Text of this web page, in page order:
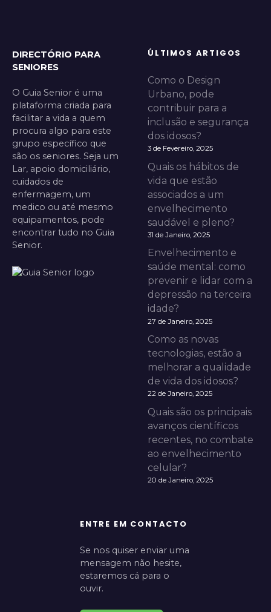
DIRECTÓRIO PARA
SENIORES
O Guia Senior é uma
plataforma criada para
facilitar a vida a quem
procura algo para este
grupo específico que
são os seniores. Seja um
Lar, apoio domiciliário,
cuidados de
enfermagem, um
medico ou até mesmo
equipamentos, pode
encontrar tudo no Guia
Senior.
ÚLTIMOS ARTIGOS
Como o Design
Urbano, pode
contribuir para a
inclusão e segurança
dos idosos?
3 de Fevereiro, 2025
Quais os hábitos de
vida que estão
associados a um
envelhecimento
saudável e pleno?
31 de Janeiro, 2025
Envelhecimento e
saúde mental: como
prevenir e lidar com a
depressão na terceira
idade?
27 de Janeiro, 2025
Como as novas
tecnologias, estão a
melhorar a qualidade
de vida dos idosos?
22 de Janeiro, 2025
Quais são os principais
avanços científicos
recentes, no combate
ao envelhecimento
celular?
20 de Janeiro, 2025
ENTRE EM CONTACTO
Se nos quiser enviar uma
mensagem não hesite,
estaremos cá para o
ouvir.